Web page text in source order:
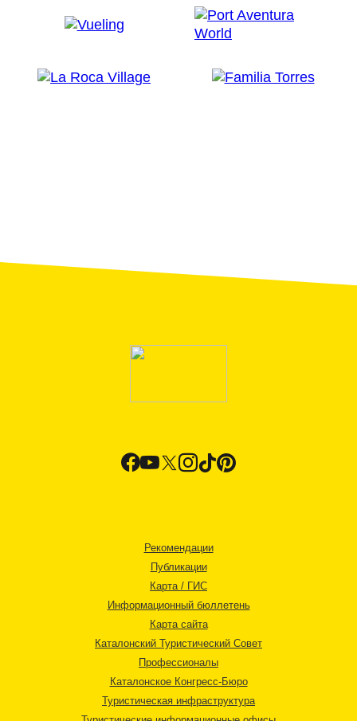
Рекомендации
Публикации
Карта / ГИС
Информационный бюллетень
Карта сайта
Каталонский Туристический Совет
Профессионалы
Каталонское Конгресс-Бюро
Туристическая инфраструктура